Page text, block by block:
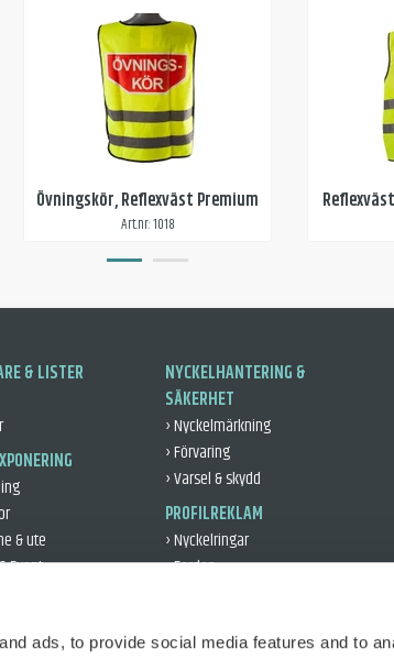
ads, to provide social media features and to
Övningskör, Reflexväst Premium
Art.nr: 1018
& LISTER
& ute
Event
NYCKELHANTERING &
SÄKERHET
› Nyckelmärkning
› Förvaring
› Varsel & skydd
PROFILREKLAM
› Nyckelringar
› Fordon
› Reflex